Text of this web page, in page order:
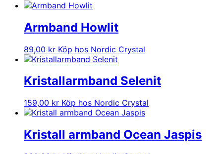
Armband Howlit
89,00 kr Köp hos Nordic Crystal
Kristallarmband Selenit
159,00 kr Köp hos Nordic Crystal
Kristall armband Ocean Jaspis